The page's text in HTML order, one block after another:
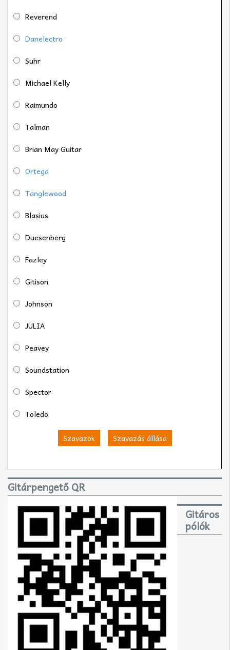
Reverend
Danelectro
Suhr
Michael Kelly
Raimundo
Talman
Brian May Guitar
Ortega
Tanglewood
Blasius
Duesenberg
Fazley
Gitison
Johnson
JULIA
Peavey
Soundstation
Spector
Toledo
Szavazok Szavazás állása
Gitárpengető QR
Gitáros
pólók